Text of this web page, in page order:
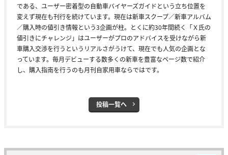
である、ユーザー密着型の自動車バイヤーズガイドという立ち位置を
変えず現在も刊行を続けています。現在は新車スクープ／新車アルバム
／購入時の値引き情報という3企画が柱。とくに約30年間続く「Ｘ氏の
値引きにチャレンジ」はユーザーがプロのアドバイスを受けながら新
車購入交渉を行うというリアルさがうけて、現在でも人気の企画とな
っています。毎月デビューする数多くの新車を豊富なページ数で紹介
し、購入指南を行うのも月刊自家用車ならではです。
投稿一覧へ